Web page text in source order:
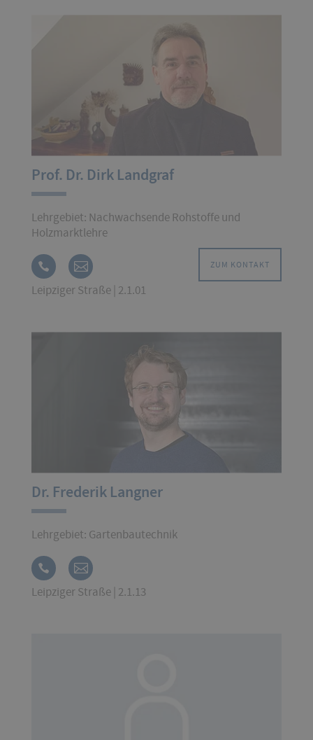
Prof. Dr. Dirk Landgraf
Lehrgebiet: Nachwachsende Rohstoffe und
Holzmarktlehre
Leipziger Straße | 2.1.01
ZUM KONTAKT
Dr. Frederik Langner
Lehrgebiet: Gartenbautechnik
Leipziger Straße | 2.1.13